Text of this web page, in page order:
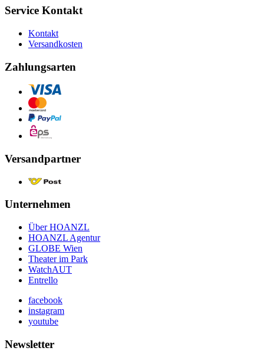
Service Kontakt
Kontakt
Versandkosten
Zahlungsarten
Versandpartner
Unternehmen
Über HOANZL
HOANZL Agentur
GLOBE Wien
Theater im Park
WatchAUT
Entrello
facebook
instagram
youtube
Newsletter